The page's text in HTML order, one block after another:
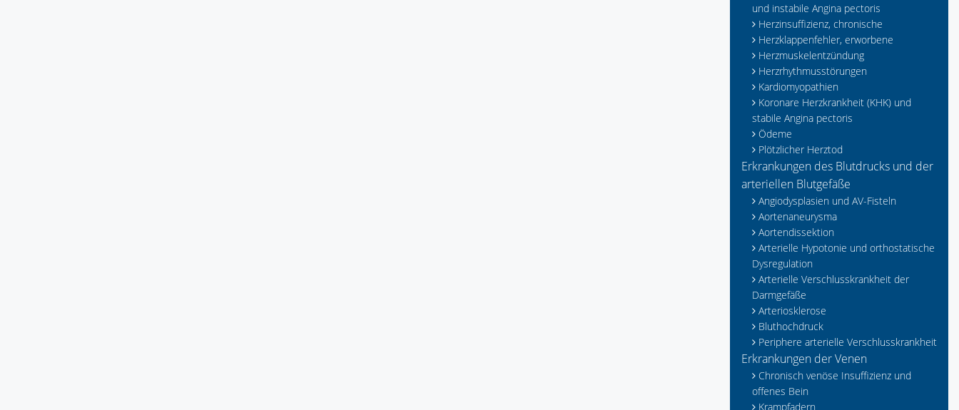
und instabile Angina pectoris
Herzinsuffizienz, chronische
Herzklappenfehler, erworbene
Herzmuskelentzündung
Herzrhythmusstörungen
Kardiomyopathien
Koronare Herzkrankheit (KHK) und
stabile Angina pectoris
Ödeme
Plötzlicher Herztod
Erkrankungen des Blutdrucks und der
arteriellen Blutgefäße
Angiodysplasien und AV-Fisteln
Aortenaneurysma
Aortendissektion
Arterielle Hypotonie und orthostatische
Dysregulation
Arterielle Verschlusskrankheit der
Darmgefäße
Arteriosklerose
Bluthochdruck
Periphere arterielle Verschlusskrankheit
Erkrankungen der Venen
Chronisch venöse Insuffizienz und
offenes Bein
Krampfadern